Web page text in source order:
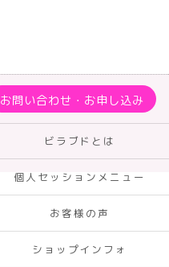
お問い合わせ・お申し込み
ビラブドとは
個人セッションメニュー
お客様の声
ショップインフォ